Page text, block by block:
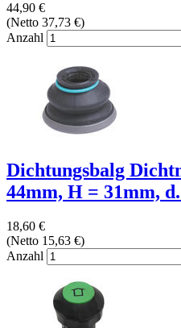
44,90 €
(Netto 37,73 €)
Anzahl
Dichtungsbalg
44mm, H = 31mm,
18,60 €
(Netto 15,63 €)
Anzahl